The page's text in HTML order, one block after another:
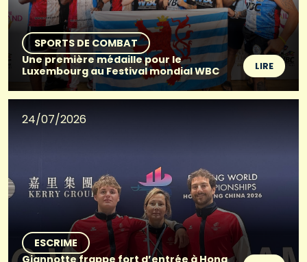
SPORTS DE COMBAT
Une première médaille pour le
Luxembourg au Festival mondial WBC
LIRE
24/07/2026
ESCRIME